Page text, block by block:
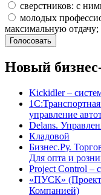
сверстников: с
молодых
максимальную отдачу;
Новый
Kickidler –
управление
Delans.
Кладовой
Бизнес.Ру.
Для опта и
Project Сontrol –
«ПУСК»
Компанией)